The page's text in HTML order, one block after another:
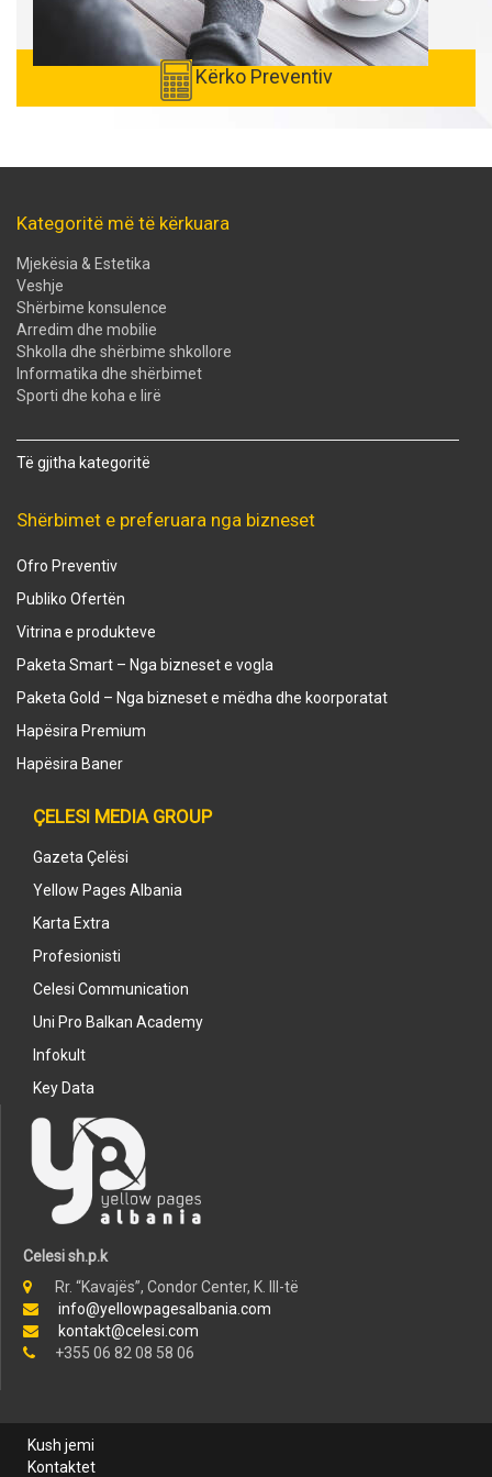
Kërko Preventiv
Kategoritë më të kërkuara
Mjekësia & Estetika
Veshje
Shërbime konsulence
Arredim dhe mobilie
Shkolla dhe shërbime shkollore
Informatika dhe shërbimet
Sporti dhe koha e lirë
Të gjitha kategoritë
Shërbimet e preferuara nga bizneset
Ofro Preventiv
Publiko Ofertën
Vitrina e produkteve
Paketa Smart – Nga bizneset e vogla
Paketa Gold – Nga bizneset e mëdha dhe koorporatat
Hapësira Premium
Hapësira Baner
ÇELESI MEDIA GROUP
Gazeta Çelësi
Yellow Pages Albania
Karta Extra
Profesionisti
Celesi Communication
Uni Pro Balkan Academy
Infokult
Key Data
Celesi sh.p.k
Rr. “Kavajës”, Condor Center, K. III-të
info@yellowpagesalbania.com
kontakt@celesi.com
+355 06 82 08 58 06
Kush jemi
Kontaktet